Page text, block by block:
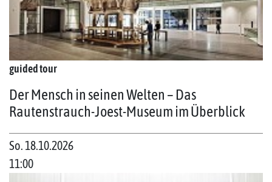
guided tour
Der Mensch in seinen Welten – Das
Rautenstrauch-Joest-Museum im Überblick
So. 18.10.2026
11:00